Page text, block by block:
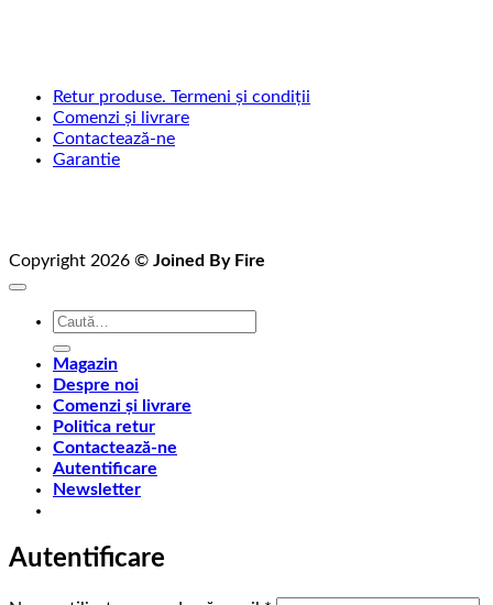
Retur produse. Termeni și condiții
Comenzi și livrare
Contactează-ne
Garantie
Copyright 2026 © Joined By Fire
Caută
Magazin
Despre noi
Comenzi și livrare
Politica retur
Contactează-ne
Autentificare
Newsletter
Autentificare